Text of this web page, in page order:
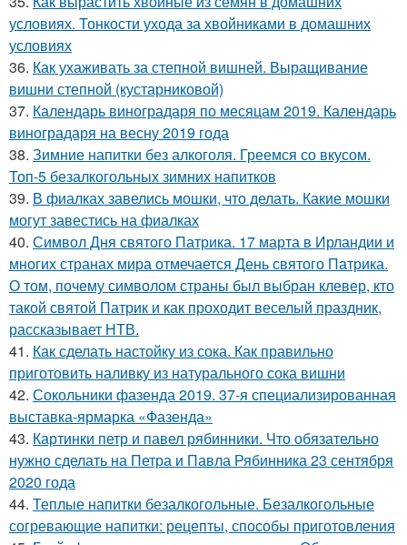
условиях. Тонкости ухода за хвойниками в домашних
условиях
36. Как ухаживать за степной вишней. Выращивание
вишни степной (кустарниковой)
37. Календарь виноградаря по месяцам 2019. Календарь
виноградаря на весну 2019 года
38. Зимние напитки без алкоголя. Греемся со вкусом.
Топ-5 безалкогольных зимних напитков
39. В фиалках завелись мошки, что делать. Какие мошки
могут завестись на фиалках
40. Символ Дня святого Патрика. 17 марта в Ирландии и
многих странах мира отмечается День святого Патрика.
О том, почему символом страны был выбран клевер, кто
такой святой Патрик и как проходит веселый праздник,
рассказывает НТВ.
41. Как сделать настойку из сока. Как правильно
приготовить наливку из натурального сока вишни
42. Сокольники фазенда 2019. 37-я специализированная
выставка-ярмарка «Фазенда»
43. Картинки петр и павел рябинники. Что обязательно
нужно сделать на Петра и Павла Рябинника 23 сентября
2020 года
44. Теплые напитки безалкогольные. Безалкогольные
согревающие напитки: рецепты, способы приготовления